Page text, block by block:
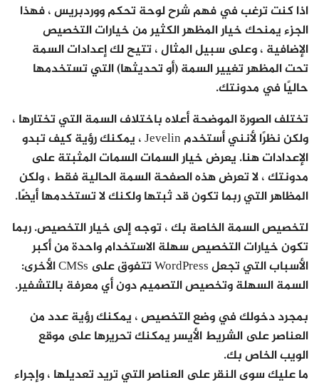
اذا كنت ترغب في فهم شرح لوحة تحكم ووردبريس ، فهذا
الجزء يمنحك خيار المظهر الكثير من خيارات التخصيص
الإضافية ، وعلى سبيل المثال ، تتيح لك إعدادات السمة
تحت المظهر تغيير السمة (أو تحديثها) التي تستخدمها
حاليًا في مدونتك.
تختلف الصورة الموضحة أعلاه باختلاف السمة التي تختارها ،
ولكن نظرًا لأنني أستخدم Jevelin ، يمكنك رؤية كيف تبدو
الإعدادات هنا. يعرض خيار السمات السمات المثبتة على
مدونتك ، لا تعرض هذه الصفحة السمة الحالية فقط ، ولكن
المظاهر التي ربما تكون قد ثبتها ولكنك لا تستخدمها أيضًا.
لتخصيص السمة الخاصة بك ، توجه إلى خيار التخصيص. ربما
تكون خيارات التخصيص سهلة الاستخدام واحدة من أكبر
الأسباب التي تجعل WordPress تتفوق على CMSs الأخرى:
السمة السهلة وتخصيص التصميم دون أي معرفة بالتشفير.
بمجرد دخولك في وضع التخصيص ، يمكنك رؤية عدد من
العناصر على الشريط الأيسر يمكنك تحريرها على موقع
الويب الخاص بك.
ما عليك سوى النقر على العناصر التي تريد تعديلها ، وإجراء